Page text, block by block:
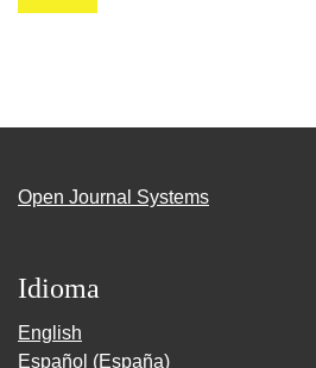
Open Journal Systems
Idioma
English
Español (España)